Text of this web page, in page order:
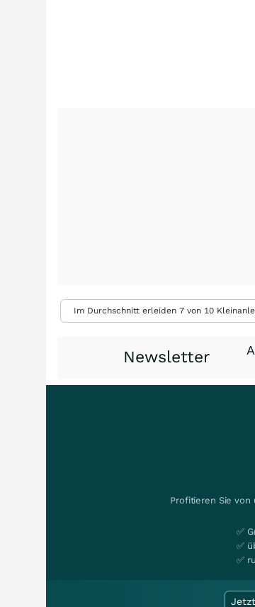
Im Durchschnitt erleiden 7 von 10
Newsletter
Profitieren Sie
✅
✅
✅